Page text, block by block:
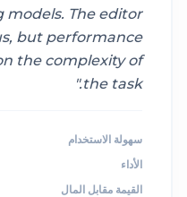
models. The editor
but performance
the complexity of
the task.
"
سهولة الاستخدام
الأداء
القيمة مقابل المال